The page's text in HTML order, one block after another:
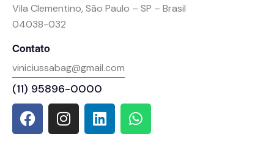
Vila Clementino, São Paulo – SP – Brasil
04038-032
Contato
viniciussabag@gmail.com
(11) 95896-0000